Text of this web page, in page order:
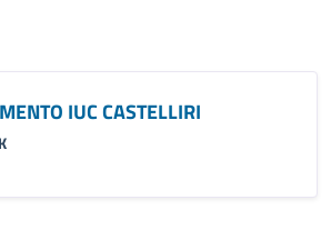
IUC CASTELLIRI